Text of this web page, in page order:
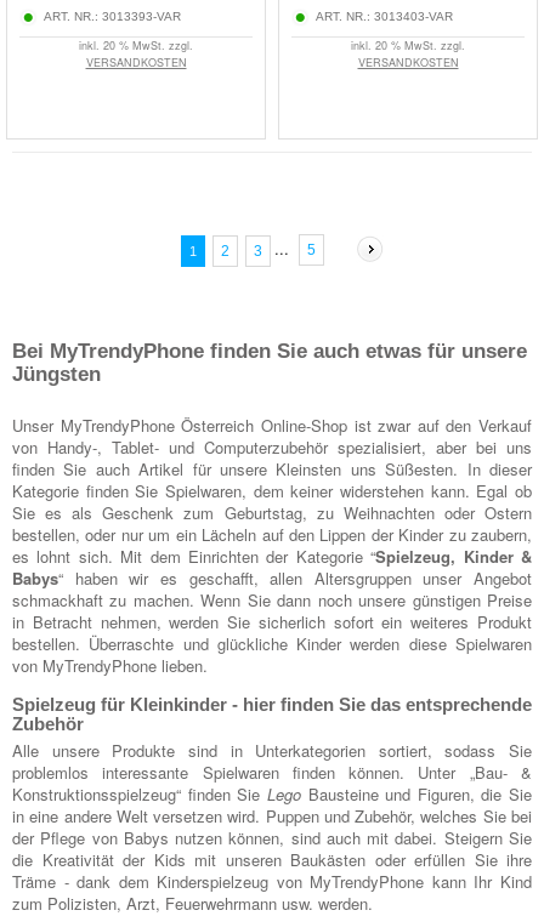
ART. NR.: 3013393-VAR
inkl. 20 % MwSt. zzgl.
VERSANDKOSTEN
ART. NR.: 3013403-VAR
inkl. 20 % MwSt. zzgl.
VERSANDKOSTEN
1 2 3 ... 5
Bei MyTrendyPhone finden Sie auch etwas für unsere
Jüngsten
Unser MyTrendyPhone Österreich Online-Shop ist zwar auf den Verkauf
von Handy-, Tablet- und Computerzubehör spezialisiert, aber bei uns
finden Sie auch Artikel für unsere Kleinsten uns Süßesten. In dieser
Kategorie finden Sie Spielwaren, dem keiner widerstehen kann. Egal ob
Sie es als Geschenk zum Geburtstag, zu Weihnachten oder Ostern
bestellen, oder nur um ein Lächeln auf den Lippen der Kinder zu zaubern,
es lohnt sich. Mit dem Einrichten der Kategorie “Spielzeug, Kinder &
Babys“ haben wir es geschafft, allen Altersgruppen unser Angebot
schmackhaft zu machen. Wenn Sie dann noch unsere günstigen Preise
in Betracht nehmen, werden Sie sicherlich sofort ein weiteres Produkt
bestellen. Überraschte und glückliche Kinder werden diese Spielwaren
von MyTrendyPhone lieben.
Spielzeug für Kleinkinder - hier finden Sie das entsprechende
Zubehör
Alle unsere Produkte sind in Unterkategorien sortiert, sodass Sie
problemlos interessante Spielwaren finden können. Unter „Bau- &
Konstruktionsspielzeug“ finden Sie Lego Bausteine und Figuren, die Sie
in eine andere Welt versetzen wird. Puppen und Zubehör, welches Sie bei
der Pflege von Babys nutzen können, sind auch mit dabei. Steigern Sie
die Kreativität der Kids mit unseren Baukästen oder erfüllen Sie ihre
Träme - dank dem Kinderspielzeug von MyTrendyPhone kann Ihr Kind
zum Polizisten, Arzt, Feuerwehrmann usw. werden.